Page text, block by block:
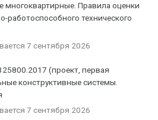
Правила оценки
работоспособного технического
7 сентября 2026
(проект, первая
конструктивные системы.
7 сентября 2026